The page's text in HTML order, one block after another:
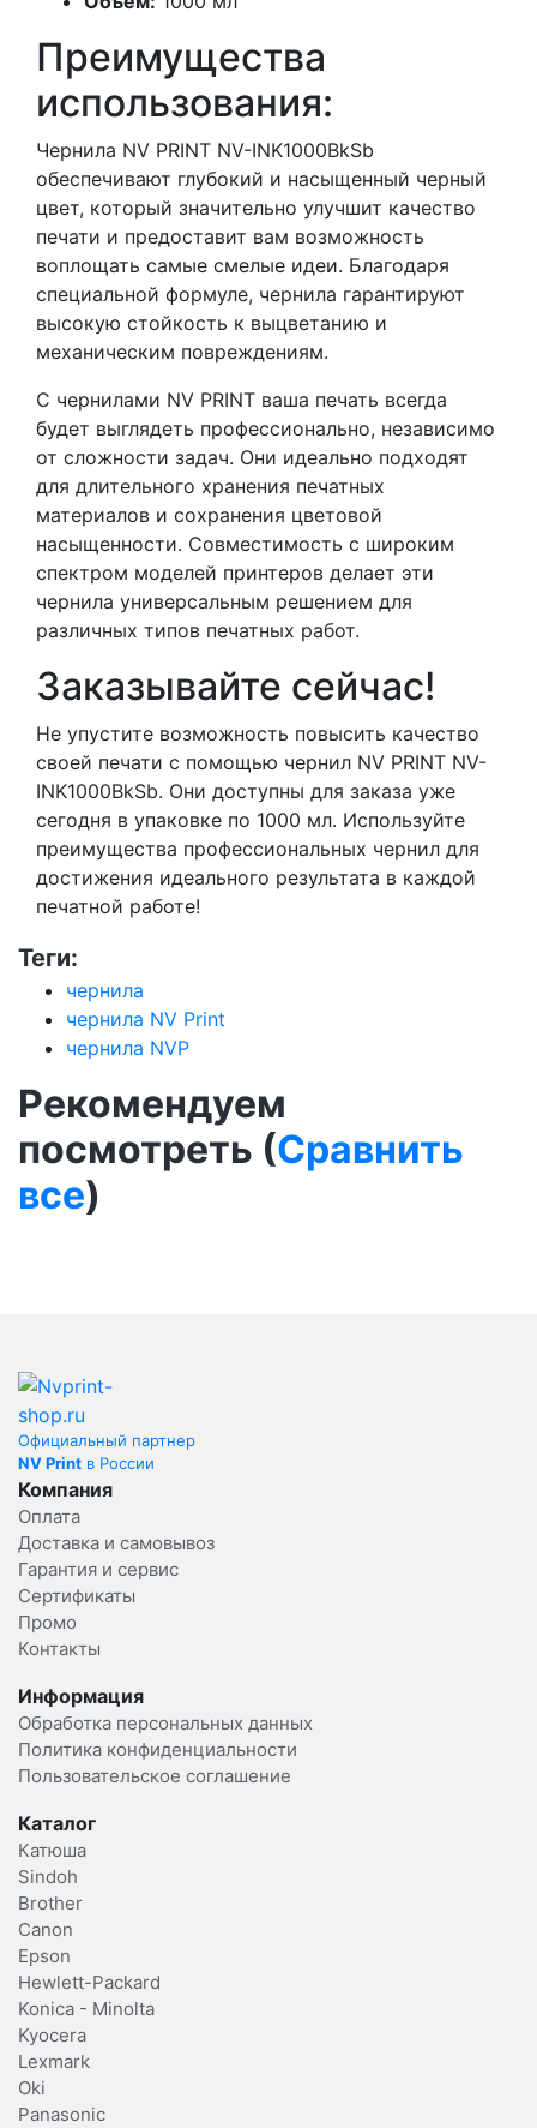
Преимущества
использования:
Чернила NV PRINT NV-INK1000BkSb
обеспечивают глубокий и насыщенный черный
цвет, который значительно улучшит качество
печати и предоставит вам возможность
воплощать самые смелые идеи. Благодаря
специальной формуле, чернила гарантируют
высокую стойкость к выцветанию и
механическим повреждениям.
С чернилами NV PRINT ваша печать всегда
будет выглядеть профессионально, независимо
от сложности задач. Они идеально подходят
для длительного хранения печатных
материалов и сохранения цветовой
насыщенности. Совместимость с широким
спектром моделей принтеров делает эти
чернила универсальным решением для
различных типов печатных работ.
Заказывайте сейчас!
Не упустите возможность повысить качество
своей печати с помощью чернил NV PRINT NV-
INK1000BkSb. Они доступны для заказа уже
сегодня в упаковке по 1000 мл. Используйте
преимущества профессиональных чернил для
достижения идеального результата в каждой
печатной работе!
Теги:
чернила
чернила NV Print
чернила NVP
Рекомендуем
посмотреть (Сравнить
все)
Официальный партнер
NV Print в России
Компания
Оплата
Доставка и самовывоз
Гарантия и сервис
Сертификаты
Промо
Контакты
Информация
Обработка персональных данных
Политика конфиденциальности
Пользовательское соглашение
Каталог
Катюша
Sindoh
Brother
Canon
Epson
Hewlett-Packard
Konica - Minolta
Kyocera
Lexmark
Oki
Panasonic